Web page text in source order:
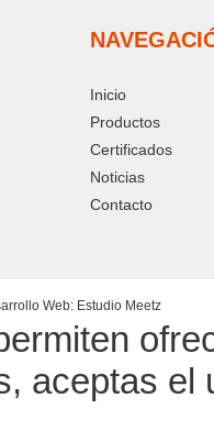
Inicio
Productos
Certificados
Noticias
Contacto
Web: Estudio Meetz
aceptas